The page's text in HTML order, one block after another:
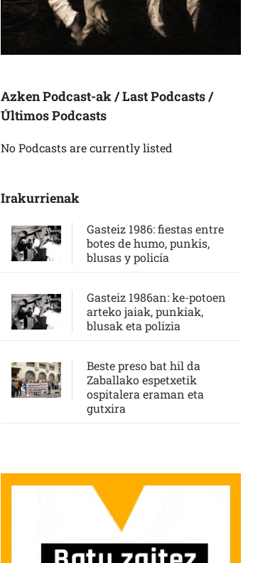
Azken Podcast-ak / Last Podcasts /
Últimos Podcasts
No Podcasts are currently listed
Irakurrienak
Gasteiz 1986: fiestas entre
botes de humo, punkis,
blusas y policía
Gasteiz 1986an: ke-potoen
arteko jaiak, punkiak,
blusak eta polizia
Beste preso bat hil da
Zaballako espetxetik
ospitalera eraman eta
gutxira